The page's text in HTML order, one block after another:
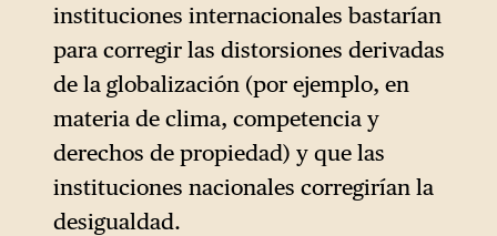
instituciones internacionales bastarían
para corregir las distorsiones derivadas
de la globalización (por ejemplo, en
materia de clima, competencia y
derechos de propiedad) y que las
instituciones nacionales corregirían la
desigualdad.